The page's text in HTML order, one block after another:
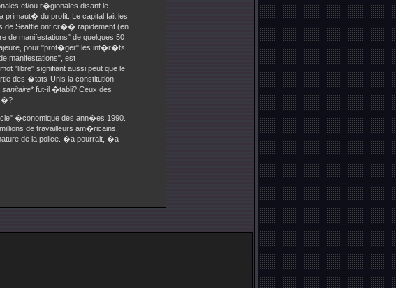
et/ou r�gionales disant le
primaut� du profit. Le capital fait les
de Seattle ont cr�� rapidement (en
de manifestations" de quelques 50
pour "prot�ger" les int�r�ts
manifestations", est
"libre" signifiant aussi peut que le
des �tats-Unis la constitution
sanitaire* fut-il �tabli? Ceux des
�conomique des ann�es 1990.
de travailleurs am�ricains.
de la police. �a pourrait, �a